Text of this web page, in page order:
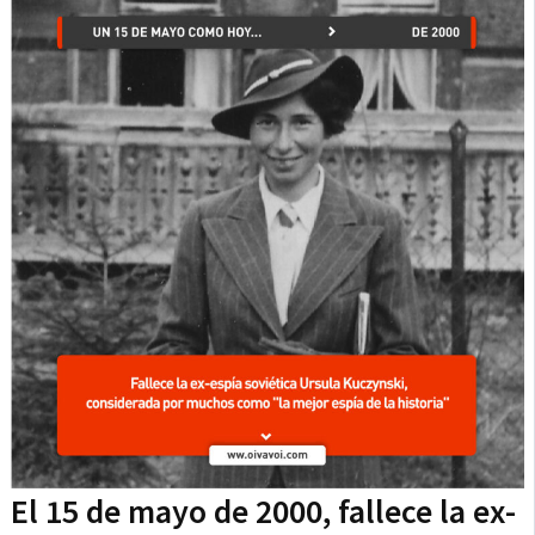
El 15 de mayo de 2000, fallece la ex-